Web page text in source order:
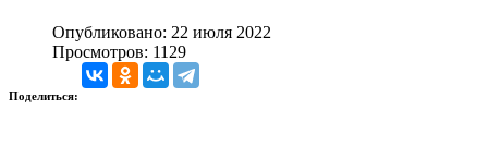
Опубликовано: 22 июля 2022
Просмотров: 1129
Поделиться: